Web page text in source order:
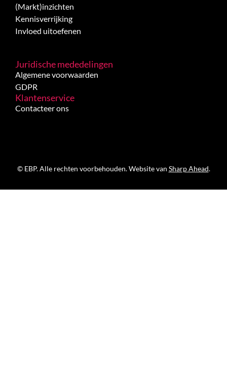
(Markt)inzichten
Kennisverrijking
Invloed uitoefenen
Juridische mededelingen
Algemene voorwaarden
GDPR
Klantenservice
Contacteer ons
© EBP. Alle rechten voorbehouden. Website van Sharp Ahead.